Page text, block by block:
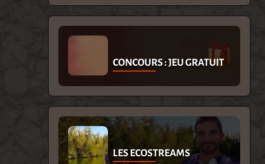
CONCOURS : JEU GRATUIT
LES ECOSTREAMS